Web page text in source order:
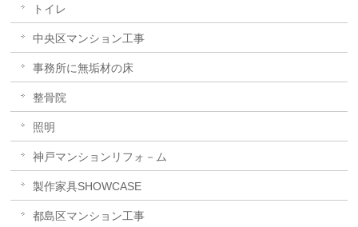
トイレ
中央区マンション工事
事務所に無垢材の床
整骨院
照明
神戸マンションリフォ－ム
製作家具SHOWCASE
都島区マンション工事